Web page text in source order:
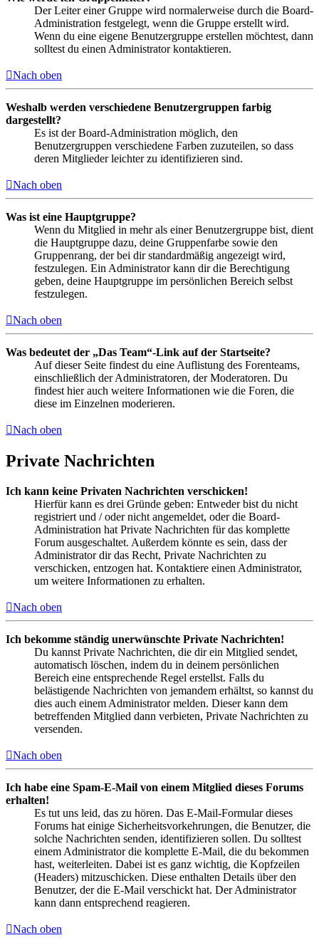
Der Leiter einer Gruppe wird normalerweise durch die Board-
Administration festgelegt, wenn die Gruppe erstellt wird.
Wenn du eine eigene Benutzergruppe erstellen möchtest, dann
solltest du einen Administrator kontaktieren.
Nach oben
Weshalb werden verschiedene Benutzergruppen farbig
dargestellt?
Es ist der Board-Administration möglich, den
Benutzergruppen verschiedene Farben zuzuteilen, so dass
deren Mitglieder leichter zu identifizieren sind.
Nach oben
Was ist eine Hauptgruppe?
Wenn du Mitglied in mehr als einer Benutzergruppe bist, dient
die Hauptgruppe dazu, deine Gruppenfarbe sowie den
Gruppenrang, der bei dir standardmäßig angezeigt wird,
festzulegen. Ein Administrator kann dir die Berechtigung
geben, deine Hauptgruppe im persönlichen Bereich selbst
festzulegen.
Nach oben
Was bedeutet der „Das Team“-Link auf der Startseite?
Auf dieser Seite findest du eine Auflistung des Forenteams,
einschließlich der Administratoren, der Moderatoren. Du
findest hier auch weitere Informationen wie die Foren, die
diese im Einzelnen moderieren.
Nach oben
Private Nachrichten
Ich kann keine Privaten Nachrichten verschicken!
Hierfür kann es drei Gründe geben: Entweder bist du nicht
registriert und / oder nicht angemeldet, oder die Board-
Administration hat Private Nachrichten für das komplette
Forum ausgeschaltet. Außerdem könnte es sein, dass der
Administrator dir das Recht, Private Nachrichten zu
verschicken, entzogen hat. Kontaktiere einen Administrator,
um weitere Informationen zu erhalten.
Nach oben
Ich bekomme ständig unerwünschte Private Nachrichten!
Du kannst Private Nachrichten, die dir ein Mitglied sendet,
automatisch löschen, indem du in deinem persönlichen
Bereich eine entsprechende Regel erstellst. Falls du
belästigende Nachrichten von jemandem erhältst, so kannst du
dies auch einem Administrator melden. Dieser kann dem
betreffenden Mitglied dann verbieten, Private Nachrichten zu
versenden.
Nach oben
Ich habe eine Spam-E-Mail von einem Mitglied dieses Forums
erhalten!
Es tut uns leid, das zu hören. Das E-Mail-Formular dieses
Forums hat einige Sicherheitsvorkehrungen, die Benutzer, die
solche Nachrichten senden, identifizieren sollen. Du solltest
einem Administrator die komplette E-Mail, die du bekommen
hast, weiterleiten. Dabei ist es ganz wichtig, die Kopfzeilen
(Headers) mitzuschicken. Diese enthalten Details über den
Benutzer, der die E-Mail verschickt hat. Der Administrator
kann dann entsprechend reagieren.
Nach oben